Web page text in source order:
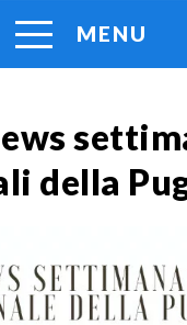
MENU
della